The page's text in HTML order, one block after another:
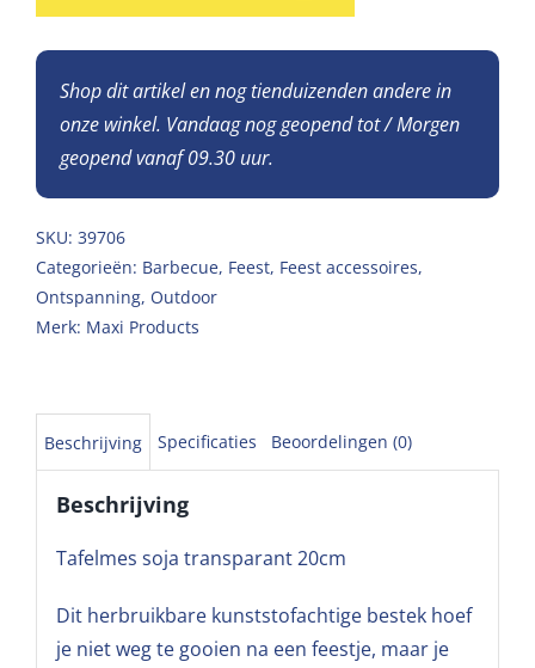
Shop dit artikel en nog tienduizenden andere in
onze winkel. Vandaag nog geopend tot / Morgen
geopend vanaf 09.30 uur.
SKU: 39706
Categorieën: Barbecue, Feest, Feest accessoires,
Ontspanning, Outdoor
Merk: Maxi Products
Beschrijving Specificaties Beoordelingen (0)
Beschrijving
Tafelmes soja transparant 20cm
Dit herbruikbare kunststofachtige bestek hoef
je niet weg te gooien na een feestje, maar je